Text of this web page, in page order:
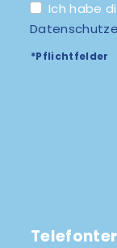
Ich habe
*Pflichtfelder